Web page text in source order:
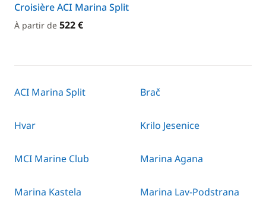
Croisière ACI Marina Split
À partir de 522 €
ACI Marina Split Brač
Hvar Krilo Jesenice
MCI Marine Club Marina Agana
Marina Kastela Marina Lav-Podstrana